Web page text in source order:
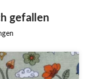
gefallen